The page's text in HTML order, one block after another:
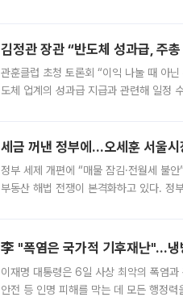
김정관 장관 “반도체 성과급, 주
관훈클럽 초청 토론회 “이익 나눌 때 아
도체 업계의 성과급 지급과 관련해 일정
세금 꺼낸 정부에…오세훈 서울
정부 세제 개편에 “매물 잠김·전월세 불
부동산 해법 전쟁이 본격화하고 있다. 정
李 "폭염은 국가적 기후재난"…냉
이재명 대통령은 6일 사상 최악의 폭염
안전 등 인명 피해를 막는 데 모든 행정